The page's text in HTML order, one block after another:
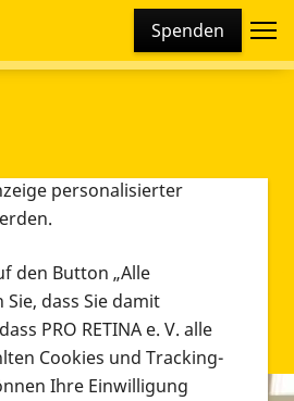
Spenden
verschiedene Cookies und
beinhaltet Cookies und
personalisierter
den Button „Alle
dass Sie damit
PRO RETINA e. V. alle
Cookies und Tracking-
Ihre Einwilligung